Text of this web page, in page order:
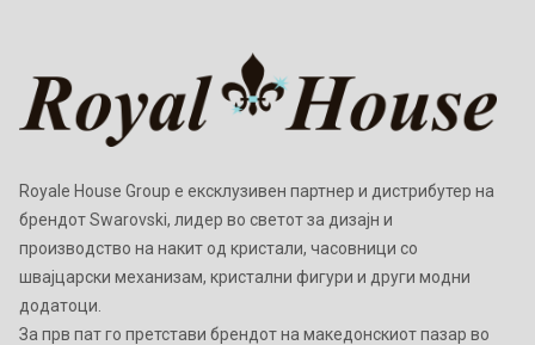
Royale House Group е ексклузивен партнер и дистрибутер на
брендот Swarovski, лидер во светот за дизајн и
производство на накит од кристали, часовници со
швајцарски механизам, кристални фигури и други модни
додатоци.
Зa прв пат го претстави брендот на македонскиот пазар во